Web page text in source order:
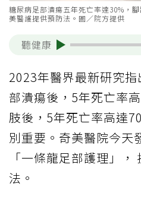
糖尿病足部潰瘍五年死亡率達30%，
美醫護提供預防法。圖／院方提供
聽健康
2023年醫界最新研究
部潰瘍後，5年死亡率
肢後，5年死亡率高達
別重要。奇美醫院今天
「一條龍足部護理」
法。